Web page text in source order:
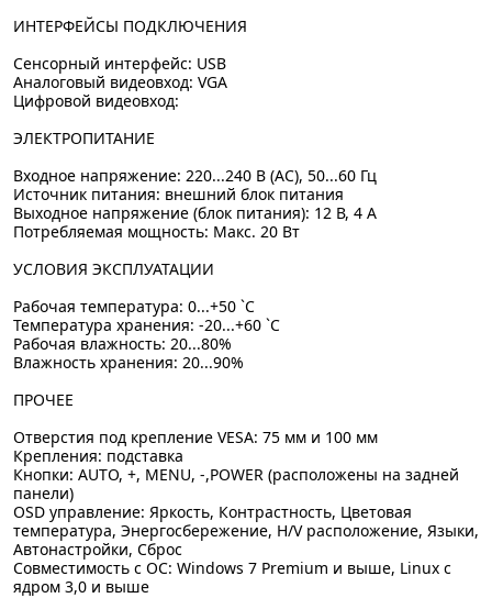
ИНТЕРФЕЙСЫ ПОДКЛЮЧЕНИЯ
Сенсорный интерфейс: USB
Аналоговый видеовход: VGA
Цифровой видеовход:
ЭЛЕКТРОПИТАНИЕ
Входное напряжение: 220...240 В (AC), 50...60 Гц
Источник питания: внешний блок питания
Выходное напряжение (блок питания): 12 В, 4 А
Потребляемая мощность: Макс. 20 Вт
УСЛОВИЯ ЭКСПЛУАТАЦИИ
Рабочая температура: 0...+50 `C
Температура хранения: -20...+60 `C
Рабочая влажность: 20...80%
Влажность хранения: 20...90%
ПРОЧЕЕ
Отверстия под крепление VESA: 75 мм и 100 мм
Крепления: подставка
Кнопки: AUTO, +, MENU, -,POWER (расположены на задней
панели)
OSD управление: Яркость, Контрастность, Цветовая
температура, Энергосбережение, H/V расположение, Языки,
Автонастройки, Сброс
Совместимость с ОС: Windows 7 Premium и выше, Linux с
ядром 3,0 и выше